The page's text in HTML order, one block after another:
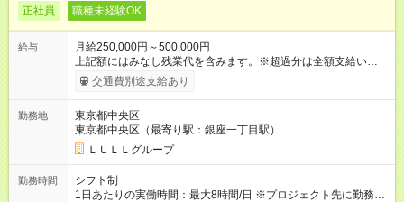
正社員 職種未経験OK
給与
月給250,000円～500,000円
上記額にはみなし残業代を含みます。※超過分は全額支給いたし
ます。 みなし残業代 21,675円／月 みなし残業時間 12時間／月 -
------------------------------------------------------- ≪経験者の方は以下と
万円～＋業績賞与＋交通費＋各種手当 ※固定残業代（30時間/6
万6，610円分）を含む。超過分は追加支給いたします 能力やス
キルを考慮し初任給を決定。経験者の方は前給考慮も可能で
す！ ◎昇給年1回（研修終了後） ◎賞与年2回（2月・8月）＋業
績賞与あり ◤スキルアップも、収入アップも。◢ 入社後の成長
や頑張りは、しっかり給与で還元しています。 実際にほぼ全員
交通費別途支給あり
勤務地
東京都中央区
東京都中央区（最寄り駅：銀座一丁目駅）
ＬＵＬＬグループ
勤務時間
シフト制
1日あたりの実働時間：最大8時間/日 ※プロジェクト先に勤務時